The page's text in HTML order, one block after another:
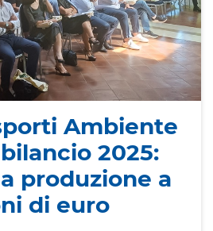
Ambiente
2025:
produzione a
di euro